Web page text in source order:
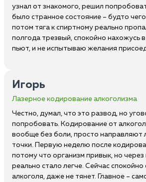
узнал от знакомого, решил
было странное состояние – будто
потом тяга к спиртному реально
полгода трезвый, спокойно нахожусь
пьют, и не испытываю желания
Игорь
Лазерное кодирование алкоголизма
Честно, думал, что это развод, но
попробовать. Кодирование от
вообще без боли, просто направляют
точки. Первую неделю после
потому что организм привык, но через
реально стало легче. Сейчас
алкоголя, даже не тянет. Главное –